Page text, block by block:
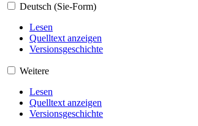
Deutsch (Sie-Form)
Lesen
Quelltext anzeigen
Versionsgeschichte
Weitere
Lesen
Quelltext anzeigen
Versionsgeschichte